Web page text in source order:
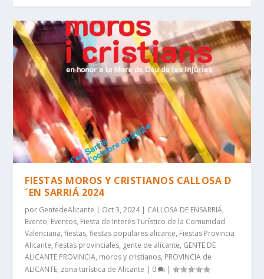
FIESTAS MOROS Y CRISTIANOS CALLOSA D
´EN SARRIÁ 2024
por GentedeAlicante | Oct 3, 2024| CALLOSA DE ENSARRIÁ,
Evento, Eventos, Fiesta de Interés Turístico de la Comunidad
Valenciana,fiestas,fiestas populares alicante, Fiestas Provincia
Alicante,fiestas provinciales, gente de alicante, GENTE DE
ALICANTE PROVINCIA, moros y cristianos, PROVINCIA de
ALICANTE, zona turística de Alicante | 0 |